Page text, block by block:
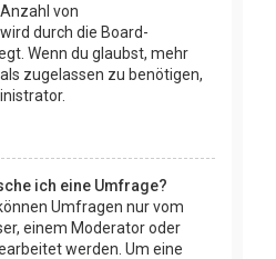
von
durch die Board-
Wenn du glaubst, mehr
zugelassen zu benötigen,
ich eine Umfrage?
Umfragen nur vom
einem Moderator oder
werden. Um eine